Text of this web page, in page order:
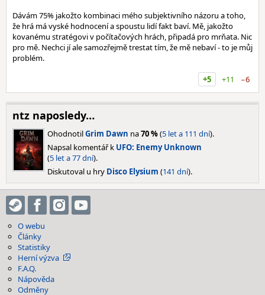
Dávám 75% jakožto kombinaci mého subjektivního názoru a toho,
že hrá má vyské hodnocení a spoustu lidí fakt baví. Mě, jakožto
kovanému stratégovi v počítačových hrách, připadá pro mrňata. Nic
pro mě. Nechci jí ale samozřejmě trestat tím, že mě nebaví - to je můj
problém.
+5
+11 −6
ntz naposledy…
OhodnotilGrim Dawn na70 %(5 let a 111 dní).
Napsal komentář k UFO: Enemy Unknown
(5 let a 77 dní).
Diskutoval u hry Disco Elysium (141 dní).
O webu
Články
Statistiky
Herní výzva
F.A.Q.
Nápověda
Odměny